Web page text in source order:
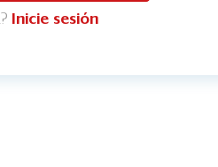
Inicie sesión